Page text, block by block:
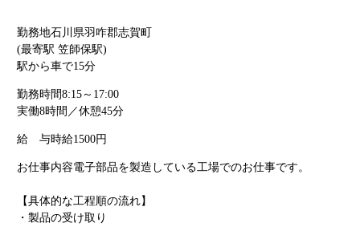
勤務地石川県羽咋郡志賀町
(最寄駅 笠師保駅)
駅から車で15分
勤務時間8:15～17:00
実働8時間／休憩45分
給 与時給1500円
お仕事内容電子部品を製造している工場でのお仕事です。
【具体的な工程順の流れ】
・製品の受け取り